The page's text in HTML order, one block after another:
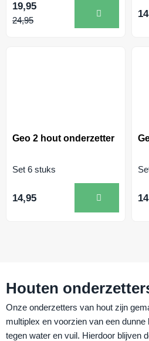
19,95
24,95
Geo 2 hout onderzetter
Set 6 stuks
14,95
Houten
Onze onderzetters van hout zijn
multiplex en voorzien van een
tegen water en vuil. Hierdoor blijven